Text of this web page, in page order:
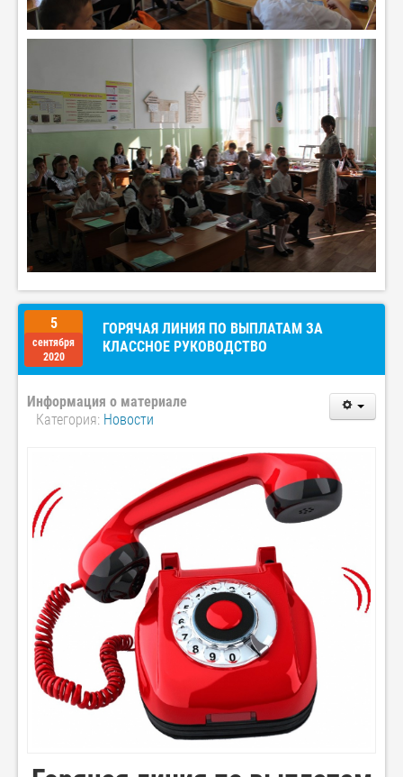
5
сентября
2020
ГОРЯЧАЯ ЛИНИЯ ПО ВЫПЛАТАМ ЗА
КЛАССНОЕ РУКОВОДСТВО
Информация о материале
Категория: Новости